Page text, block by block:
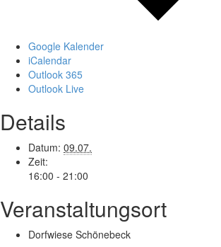
Google Kalender
iCalendar
Outlook 365
Outlook Live
Details
Datum: 09.07.
Zeit:
16:00 - 21:00
Veranstaltungsort
Dorfwiese Schönebeck